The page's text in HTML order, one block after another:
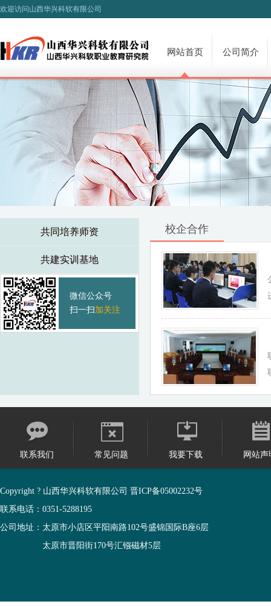
欢迎访问山西华兴科软有限公司
网站首页 公司简介
共同培养师资
共建实训基地
微信公众号
扫一扫 加关注
校企合作
联系我们 常见问题 我要下载 网站声
Copyright ? 山西华兴科软有限公司 晋ICP备05002232号
联系电话：0351-5288195
公司地址：太原市小店区平阳南路102号盛锦国际B座6层
太原市晋阳街170号汇镪磁材5层